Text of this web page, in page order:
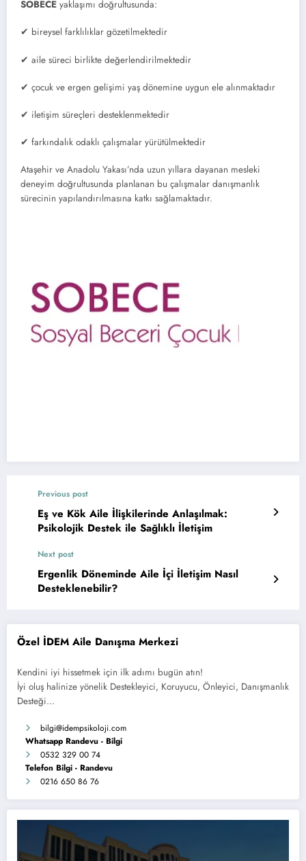
Özel İDEM Aile Danışma Merkezi
Kendini iyi hissetmek için ilk adımı bugün atın!
İyi oluş halinize yönelik Destekleyici, Koruyucu, Önleyici, Danışmanlık
Desteği…
bilgi@idempsikoloji.com
Whatsapp Randevu - Bilgi
0532 329 00 74
Telefon Bilgi - Randevu
0216 650 86 76
SOBECE yaklaşımı doğrultusunda:
✔ bireysel farklılıklar gözetilmektedir
✔ aile süreci birlikte değerlendirilmektedir
✔ çocuk ve ergen gelişimi yaş dönemine uygun ele alınmaktadır
✔ iletişim süreçleri desteklenmektedir
✔ farkındalık odaklı çalışmalar yürütülmektedir
Ataşehir ve Anadolu Yakası’nda uzun yıllara dayanan mesleki
deneyim doğrultusunda planlanan bu çalışmalar danışmanlık
sürecinin yapılandırılmasına katkı sağlamaktadır.
Previous post
Eş ve Kök Aile İlişkilerinde Anlaşılmak:
Psikolojik Destek ile Sağlıklı İletişim
Next post
Ergenlik Döneminde Aile İçi İletişim Nasıl
Desteklenebilir?